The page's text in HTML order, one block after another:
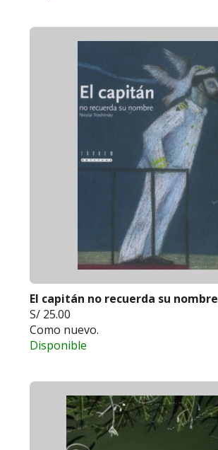
El capitán no recuerda su nombre
S/ 25.00
Como nuevo.
Disponible